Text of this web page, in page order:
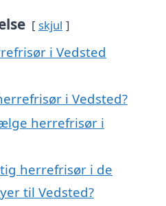
skjul
i Vedsted
i Vedsted?
herrefrisør i
herrefrisør i de
til Vedsted?